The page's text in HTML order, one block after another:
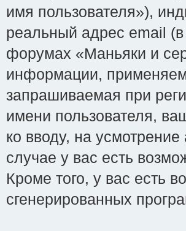
имя пользователя»),
реальный адрес email
форумах «Маньяки и
информации,
запрашиваемая при
имени пользователя,
ко вводу, на
случае у вас есть
Кроме того, у вас есть
сгенерированных